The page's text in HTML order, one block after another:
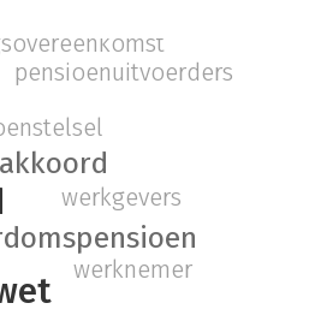
werkgevers
werknemer
pensioenuitvoerders